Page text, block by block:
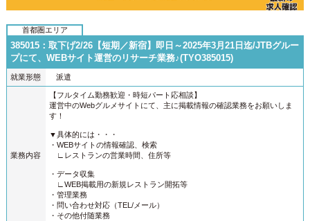
首都圏エリア
385015：取下げ2/26【短期／新宿】即日～2025年3月21日迄/JTBグルー
プにて、WEBサイト運営のリサーチ業務♪(TYO385015)
就業形態 派遣
業務内容
【フルタイム勤務歓迎・時短パート応相談】
運営中のWebグルメサイトにて、主に掲載情報の確認業務をお願いしま
す！
▼具体的には・・・
・WEBサイトの情報確認、検索
∟レストランの営業時間、住所等
・データ収集
∟WEB掲載用の新規レストラン開拓等
・管理業務
・問い合わせ対応（TEL/メール）
・その他付随業務